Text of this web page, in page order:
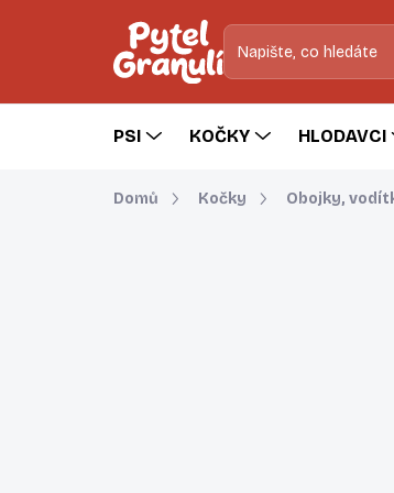
PSI KOČKY HLODAVCI
Domů Kočky Obojky,